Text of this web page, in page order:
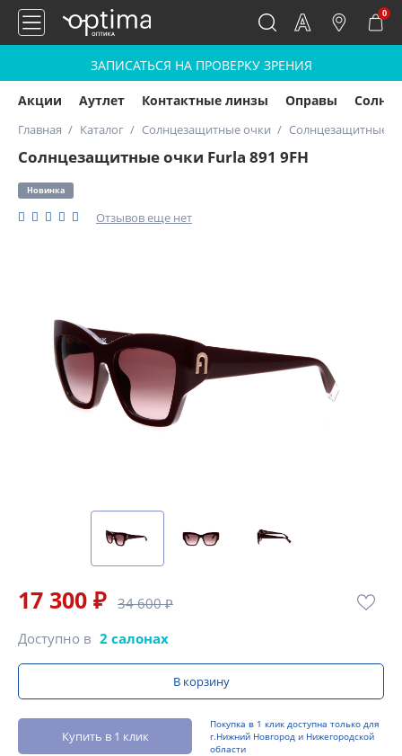
0
ЗАПИСАТЬСЯ НА ПРОВЕРКУ ЗРЕНИЯ
Акции Аутлет Контактные линзы Оправы
Главная Каталог Солнцезащитные очки Солнцезащитные
Солнцезащитные очки Furla 891 9FH
Новинка
Отзывов еще нет
17 300 ₽ 34 600 ₽
Доступно в 2 салонах
В корзину
Купить в 1 клик
Покупка в 1 клик доступна только для
г.Нижний Новгород и Нижегородской
области